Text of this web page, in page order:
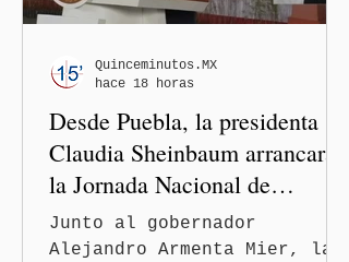
la justicia. En rueda de
Alejandro Armenta Mier
resaltó este logro
interinstituci
Desde Puebla, la presidenta
Claudia Sheinbaum arrancará
la Jornada Nacional de
Reforestación
Junto al gobernador
Alejandro Armenta Mier, la
Quinceminutos.MX
hace 18 horas